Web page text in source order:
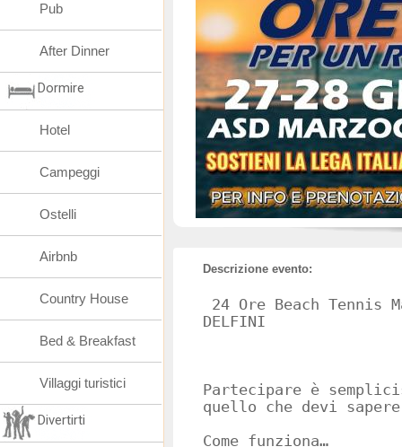
Descrizione evento:
24 Ore Beach Tennis
DELFINI
Partecipare è
quello che devi
Come funziona…
Pub
After Dinner
Dormire
Hotel
Campeggi
Ostelli
Airbnb
Country House
Bed & Breakfast
Villaggi turistici
Divertirti